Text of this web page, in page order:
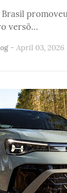
Brasil
versõ…
- April 03, 2026